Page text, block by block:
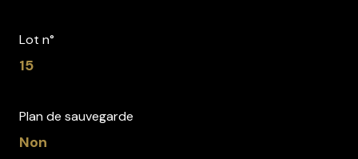
Lot n°
15
Plan de sauvegarde
Non